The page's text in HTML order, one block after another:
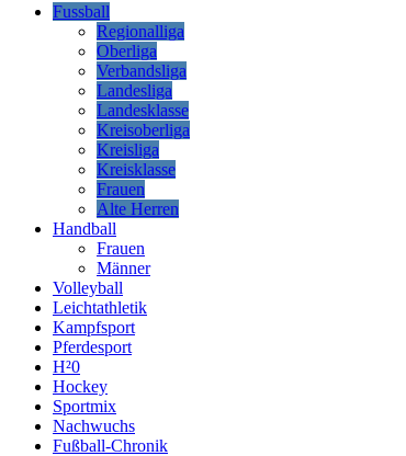
Fussball
Regionalliga
Oberliga
Verbandsliga
Landesliga
Landesklasse
Kreisoberliga
Kreisliga
Kreisklasse
Frauen
Alte Herren
Handball
Frauen
Männer
Volleyball
Leichtathletik
Kampfsport
Pferdesport
H²0
Hockey
Sportmix
Nachwuchs
Fußball-Chronik